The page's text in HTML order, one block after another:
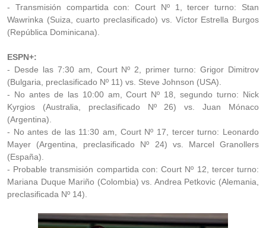
- Transmisión compartida con: Court Nº 1, tercer turno: Stan
Wawrinka (Suiza, cuarto preclasificado) vs. Víctor Estrella Burgos
(República Dominicana).
ESPN+:
- Desde las 7:30 am, Court Nº 2, primer turno: Grigor Dimitrov
(Bulgaria, preclasificado Nº 11) vs. Steve Johnson (USA).
- No antes de las 10:00 am, Court Nº 18, segundo turno: Nick
Kyrgios (Australia, preclasificado Nº 26) vs. Juan Mónaco
(Argentina).
- No antes de las 11:30 am, Court Nº 17, tercer turno: Leonardo
Mayer (Argentina, preclasificado Nº 24) vs. Marcel Granollers
(España).
- Probable transmisión compartida con: Court Nº 12, tercer turno:
Mariana Duque Mariño (Colombia) vs. Andrea Petkovic (Alemania,
preclasificada Nº 14).